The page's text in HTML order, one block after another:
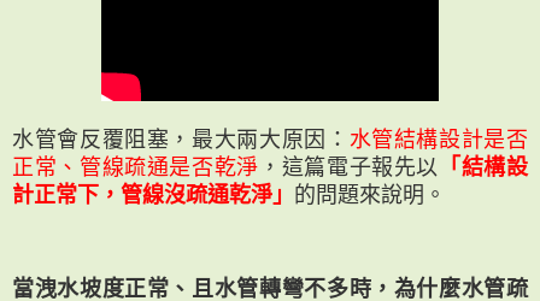
水管會反覆阻塞，最大兩大原因： 水管結構設計是否
正常、管線疏通是否乾淨 ，這篇電子報先以
「結構設
計正常下，管線沒疏通乾淨」 的問題來說明。
當洩水坡度正常、且水管轉彎不多時，為什麼水管疏